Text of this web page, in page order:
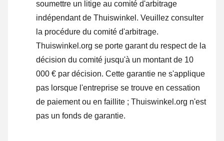
soumettre un litige au comité d'arbitrage
indépendant de Thuiswinkel. Veuillez consulter
la procédure du comité d'arbitrage.
Thuiswinkel.org se porte garant du respect de la
décision du comité jusqu'à un montant de 10
000 € par décision. Cette garantie ne s'applique
pas lorsque l'entreprise se trouve en cessation
de paiement ou en faillite ; Thuiswinkel.org n'est
pas un fonds de garantie.